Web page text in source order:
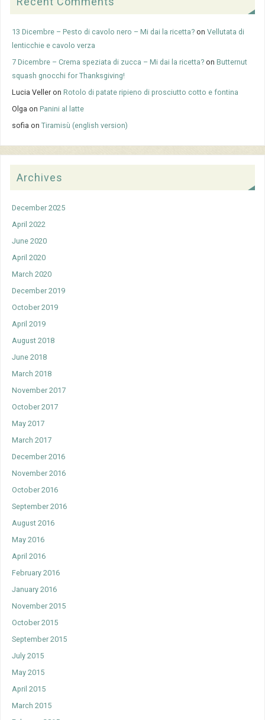
13 Dicembre – Pesto di cavolo nero – Mi dai la ricetta? onVellutata di
lenticchie e cavolo verza
7 Dicembre – Crema speziata di zucca – Mi dai la ricetta? onButternut
squash gnocchi for Thanksgiving!
Lucia Veller onRotolo di patate ripieno di prosciutto cotto e fontina
Olga onPanini al latte
sofia onTiramisù (english version)
Archives
December 2025
April 2022
June 2020
April 2020
March 2020
December 2019
October 2019
April 2019
August 2018
June 2018
March 2018
November 2017
October 2017
May 2017
March 2017
December 2016
November 2016
October 2016
September 2016
August 2016
May 2016
April 2016
February 2016
January 2016
November 2015
October 2015
September 2015
July 2015
May 2015
April 2015
March 2015